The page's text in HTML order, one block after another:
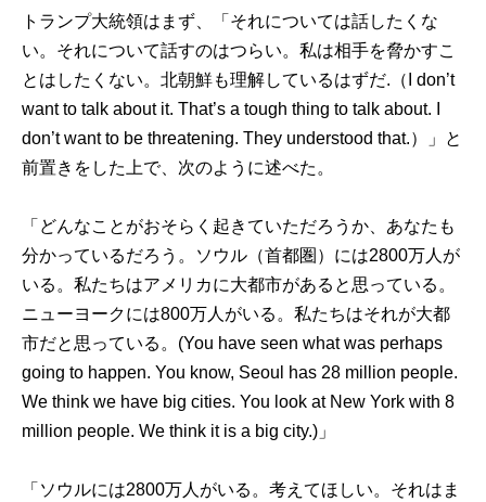
トランプ大統領はまず、「それについては話したくな
い。それについて話すのはつらい。私は相手を脅かすこ
とはしたくない。北朝鮮も理解しているはずだ.（I don’t
want to talk about it. That’s a tough thing to talk about. I
don’t want to be threatening. They understood that.）」と
前置きをした上で、次のように述べた。
「どんなことがおそらく起きていただろうか、あなたも
分かっているだろう。ソウル（首都圏）には2800万人が
いる。私たちはアメリカに大都市があると思っている。
ニューヨークには800万人がいる。私たちはそれが大都
市だと思っている。(You have seen what was perhaps
going to happen. You know, Seoul has 28 million people.
We think we have big cities. You look at New York with 8
million people. We think it is a big city.)」
「ソウルには2800万人がいる。考えてほしい。それはま